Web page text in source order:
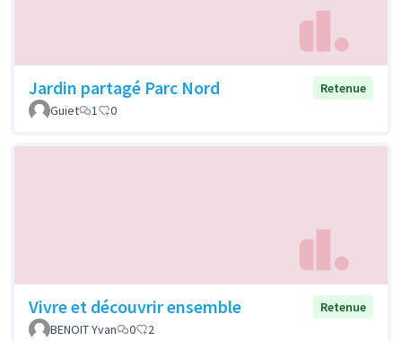
Jardin partagé Parc Nord
Retenue
Guiet
1 0
Vivre et découvrir ensemble
Retenue
BENOIT Yvan
0 2